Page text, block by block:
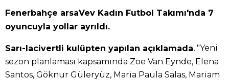
Fenerbahçe arsaVev Kadın Futbol Takımı'nda 7
oyuncuyla yollar ayrıldı.
Sarı-lacivertli kulüpten yapılan açıklamada, "Yeni
sezon planlaması kapsamında Zoe Van Eynde, Elena
Santos, Göknur Güleryüz, Maria Paula Salas, Mariam